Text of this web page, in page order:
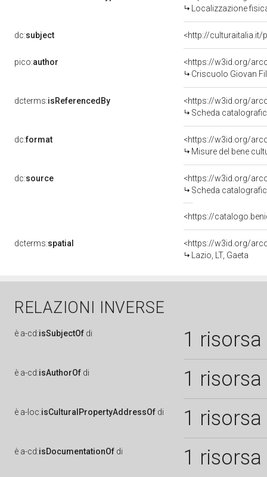
Localizzazione
dc:subject <http://culturaitalia.it/
pico:author
<https://w3id.org/
Criscuolo Giovan
dcterms:isReferencedBy
<https://w3id.org/
Scheda
dc:format
<https://w3id.org/
Misure del bene
dc:source
<https://w3id.org/
Scheda
<https://
dcterms:spatial
<https://w3id.org/
Lazio, LT, Gaeta
RELAZIONI INVERSE
è a-cd:isSubjectOf di 1 risorsa
è a-cd:isAuthorOf di 1 risorsa
è a-loc:isCulturalPropertyAddressOf di 1 risorsa
è a-cd:isDocumentationOf di 1 risorsa